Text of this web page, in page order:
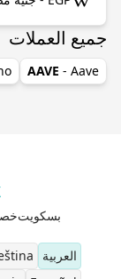
جميع العملات
AAVE - Aave
بسكويت
العربية